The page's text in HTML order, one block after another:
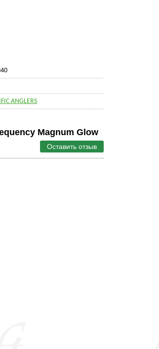
ANGLERS
Magnum Glow
Оставить отзыв